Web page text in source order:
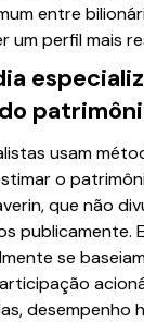
entre
um perfil mais
usam
o
que não
publicamente.
se
desempenho